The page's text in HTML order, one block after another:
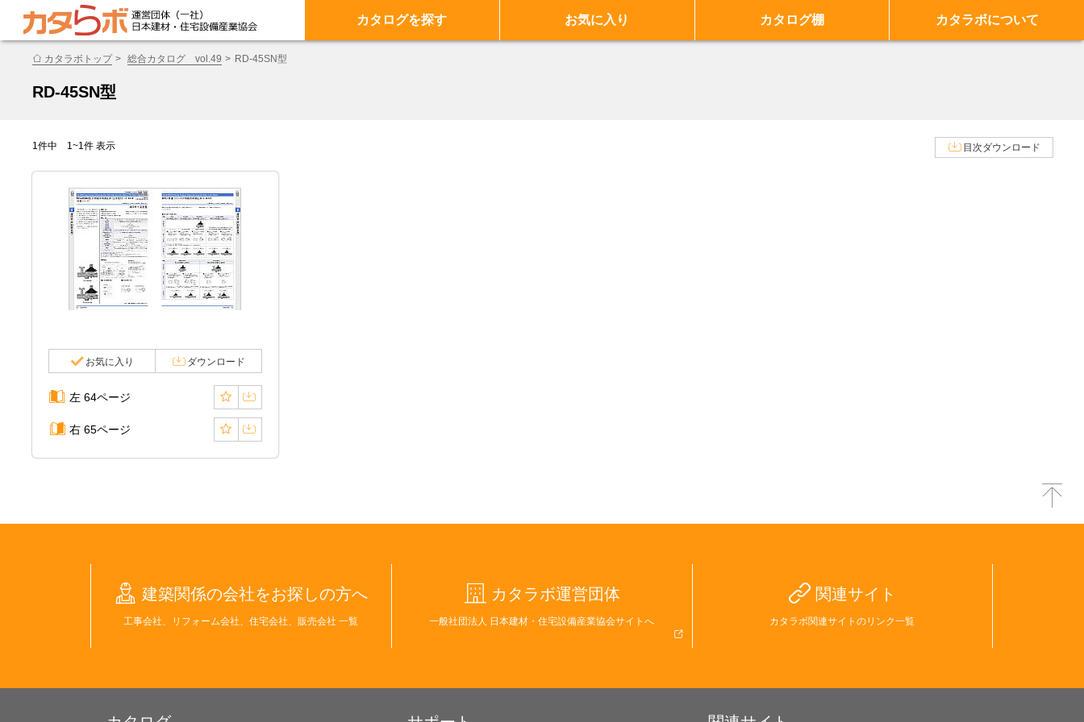
カタログを探す お気に入り カタログ棚 カタラボについて
カタラボトップ 総合カタログ vol.49 RD-45SN型
RD-45SN型
1件中 1~1件 表示 目次ダウンロード
お気に入り ダウンロード
左 64ページ
右 65ページ
建築関係の会社をお探しの方へ
工事会社、リフォーム会社、住宅会社、販売会社 一覧
カタラボ運営団体
一般社団法人 日本建材・住宅設備産業協会サイトへ
関連サイト
カタラボ関連サイトのリンク一覧